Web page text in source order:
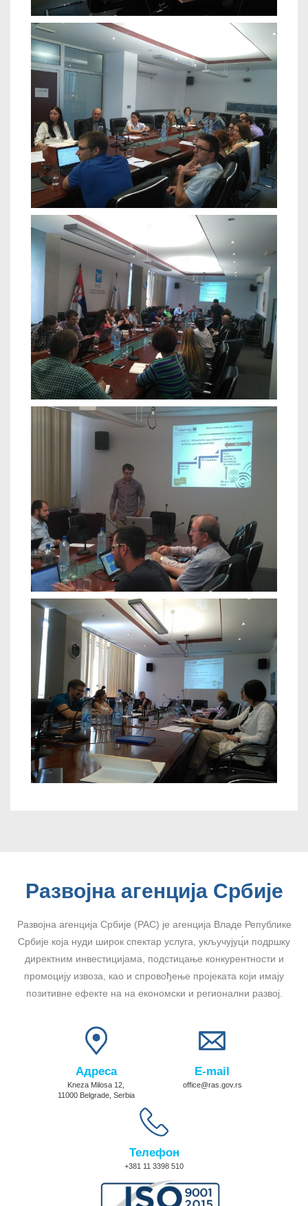
Развојна агенција Србије
Развојна агенција Србије (РАС) је агенција Владе Републике
Србије која нуди широк спектар услуга, укључујуц́и подршку
директним инвестицијама, подстицање конкурентности и
промоцију извоза, као и спровођење пројеката који имају
позитивне ефекте на на економски и регионални развој.
Адреса
Kneza Milosa 12,
11000 Belgrade, Serbia
E-mail
office@ras.gov.rs
Телефон
+381 11 3398 510